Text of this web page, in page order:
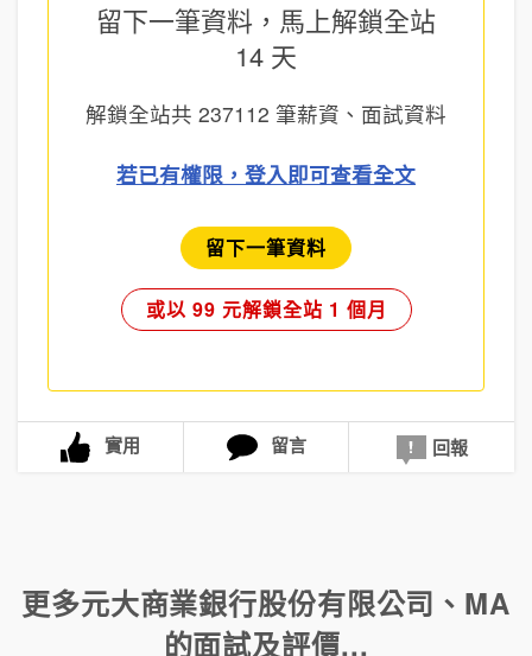
留下一筆資料，馬上解鎖全站
14 天
解鎖全站共 237112 筆薪資、面試資料
若已有權限，登入即可查看全文
留下一筆資料
或以 99 元解鎖全站 1 個月
實用 留言 回報
更多元大商業銀行股份有限公司 、 MA
的面試及評價...